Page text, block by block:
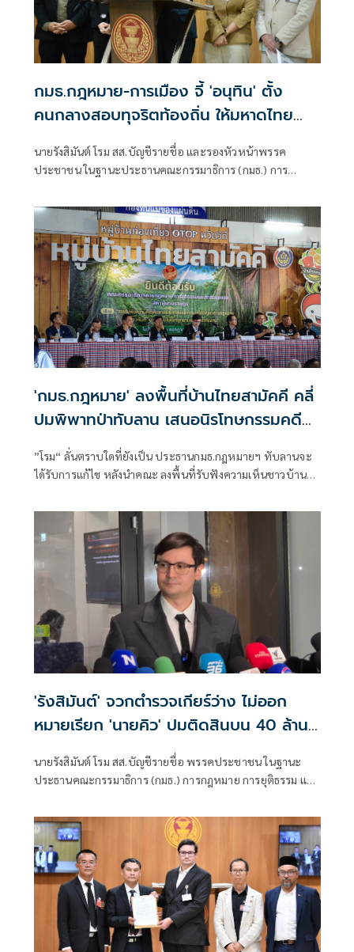
กมธ.กฎหมาย-การเมือง จี้ 'อนุทิน' ตั้ง
คนกลางสอบทุจริตท้องถิ่น ให้มหาดไทย
สอบพวกเดียวกันก็ได้แค่แพะ
นายรังสิมันต์ โรม สส.บัญชีรายชื่อ และรองหัวหน้าพรรค
ประชาชน ในฐานะประธานคณะกรรมาธิการ (กมธ.) การ
แถลงผลการประชุมกมธ. ซึ่งพิจารณากรณีการทุจริตสอบ
ข้าราชการส่วนท้องถิ่น ประจำปี 2567-2569
'กมธ.กฎหมาย' ลงพื้นที่บ้านไทยสามัคคี คลี่
ปมพิพาทป่าทับลาน เสนอนิรโทษกรรมคดีป่า
ไม้-ที่ดิน
”โรม“ ลั่นตราบใดที่ยังเป็น ประธานกมธ.กฎหมายฯ ทับลานจะ
ได้รับการแก้ไข หลังนำคณะ ลงพื้นที่รับฟังความเห็นชาวบ้าน
กรรม-ตั้งศาลสิ่งแวดล้อมฯ มาตัดสินน้ำตา “ปิ่นแก้วชาวบ้านทับ
'รังสิมันต์' จวกตำรวจเกียร์ว่าง ไม่ออก
หมายเรียก 'นายคิว' ปมติดสินบน 40 ล้าน
นายรังสิมันต์ โรม สส.บัญชีรายชื่อ พรรคประชาชน ในฐานะ
ประธานคณะกรรมาธิการ (กมธ.) การกฎหมาย การยุติธรรม และ
เสนอสินบนจำนวน 40 ล้านบาทต่อเดือน ให้กับนายไชยชนก
ชิดชอบ